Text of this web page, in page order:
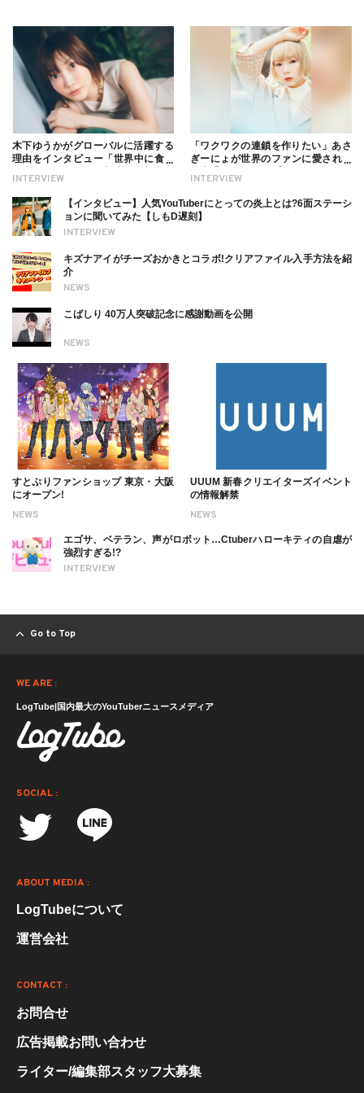
INTERVIEW
木下ゆうかがグローバルに活躍する
理由をインタビュー「世界中に食べ
ついても
INTERVIEW
「ワクワクの連鎖を作りたい」あさ
ぎーにょが世界のファンに愛される
INTERVIEW
【インタビュー】人気YouTuberにとっての炎上とは?6面ステーシ
ョンに聞いてみた【しもD遅刻】
NEWS
キズナアイがチーズおかきとコラボ!クリアファイル入手方法を紹
介
NEWS
こばしり 40万人突破記念に感謝動画を公開
NEWS
すとぷりファンショップ 東京・大阪
にオープン!
NEWS
UUUM 新春クリエイターズイベント
の情報解禁
INTERVIEW
エゴサ、ベテラン、声がロボット…Ctuberハローキティの自虐が
強烈すぎる!?
Go to Top
WE ARE :
LogTube|国内最大のYouTuberニュースメディア
SOCIAL :
ABOUT MEDIA :
LogTubeについて
運営会社
CONTACT :
お問合せ
広告掲載お問い合わせ
ライター/編集部スタッフ大募集